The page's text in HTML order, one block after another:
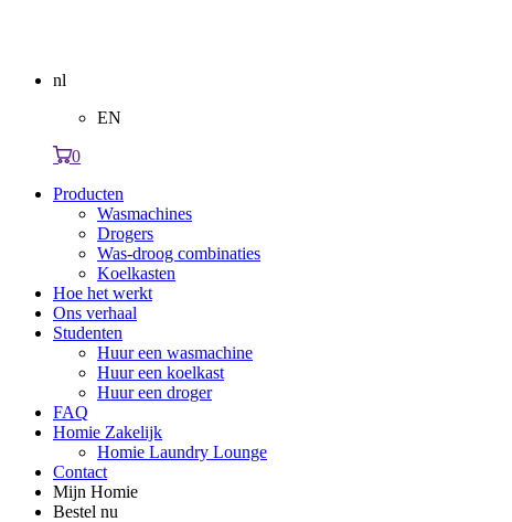
nl
EN
0
Producten
Wasmachines
Drogers
Was-droog combinaties
Koelkasten
Hoe het werkt
Ons verhaal
Studenten
Huur een wasmachine
Huur een koelkast
Huur een droger
FAQ
Homie Zakelijk
Homie Laundry Lounge
Contact
Mijn Homie
Bestel nu